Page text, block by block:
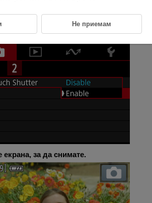
:Touch Shutter/ :Спусък с
Enable/Разрешено].
екрана, за да снимате.
Не приемам